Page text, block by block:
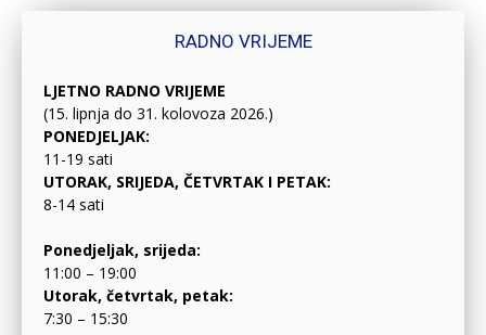
RADNO VRIJEME
LJETNO RADNO VRIJEME
(15. lipnja do 31. kolovoza 2026.)
PONEDJELJAK:
11-19 sati
UTORAK, SRIJEDA, ČETVRTAK I PETAK:
8-14 sati
Ponedjeljak, srijeda:
11:00 – 19:00
Utorak, četvrtak, petak:
7:30 – 15:30